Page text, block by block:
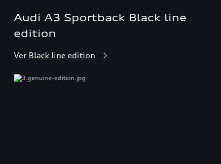
Audi A3 Sportback Black line
edition
Ver Black line edition